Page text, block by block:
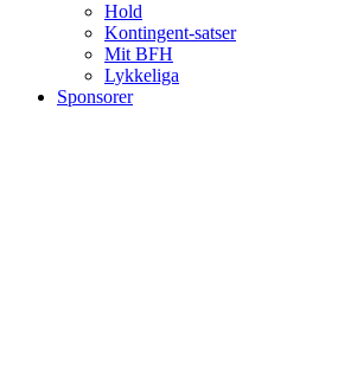
Hold
Kontingent-satser
Mit BFH
Lykkeliga
Sponsorer